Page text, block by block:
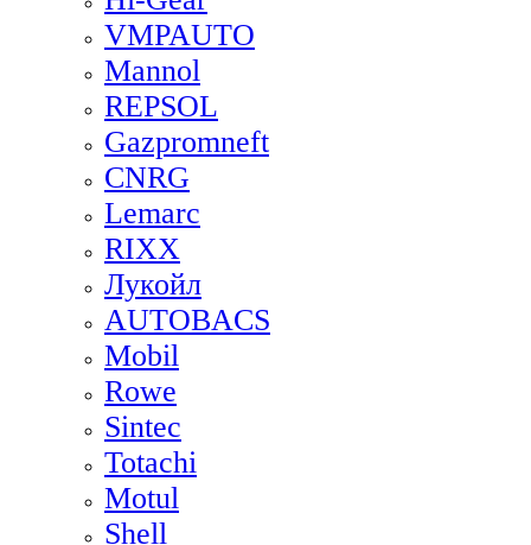
VMPAUTO
Mannol
REPSOL
Gazpromneft
CNRG
Lemarc
RIXX
Лукойл
AUTOBACS
Mobil
Rowe
Sintec
Totachi
Motul
Shell